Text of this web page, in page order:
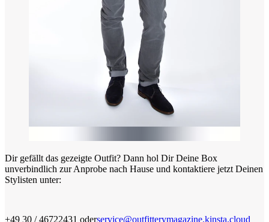
Dir gefällt das gezeigte Outfit? Dann hol Dir Deine Box
unverbindlich zur Anprobe nach Hause und kontaktiere jetzt Deinen
Stylisten unter:
+49 30 / 46722431 oderservice@outfitterymagazine.kinsta.cloud